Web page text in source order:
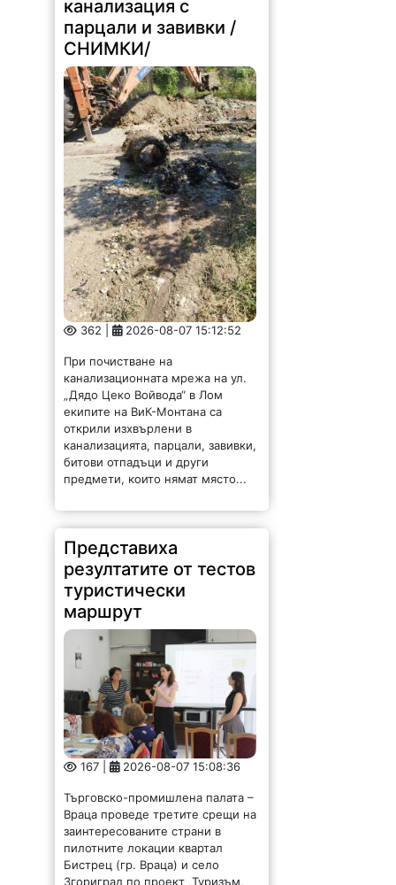
362 | 2026-08-07 15:12:52
При почистване на
канализационната мрежа на ул.
„Дядо Цеко Войвода“ в Лом
екипите на ВиК-Монтана са
открили изхвърлени в
канализацията, парцали, завивки,
битови отпадъци и други
предмети, които нямат място...
Представиха
резултатите от тестов
туристически
маршрут
167 | 2026-08-07 15:08:36
Търговско-промишлена палата –
Враца проведе третите срещи на
заинтересованите страни в
пилотните локации квартал
Бистрец (гр. Враца) и село
Згориград по проект „Туризъм,
ръководен от местните
общности: създаване на
устойчиви...